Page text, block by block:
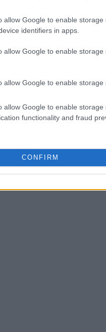
allow Google to enable
identifiers in apps.
allow Google to enable
allow Google to enable storage
allow Google to enable
functionality and fraud
CONFIRM
l’area colpita dalla
i miglioramenti
progresso concreto
interesse tra gli
effetti a lungo
effetti collaterali
del trattamento
oncologica
e sicurezza?